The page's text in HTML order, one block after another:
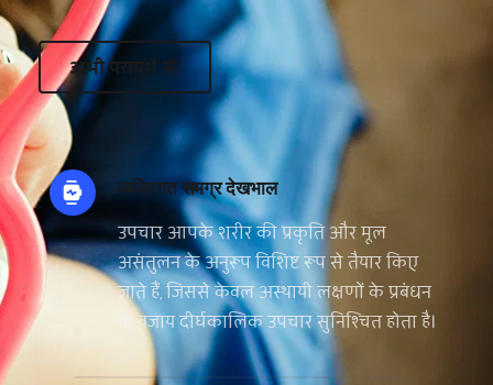
अभी परामर्श लें!
व्यक्तिगत समग्र देखभाल
उपचार आपके शरीर की प्रकृति और मूल
असंतुलन के अनुरूप विशिष्ट रूप से तैयार किए
जाते हैं, जिससे केवल अस्थायी लक्षणों के प्रबंधन
के बजाय दीर्घकालिक उपचार सुनिश्चित होता है।